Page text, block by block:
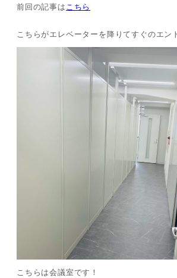
前回の記事は こちら
こちらがエレベーターを降りてすぐのエン
こちらは会議室です！